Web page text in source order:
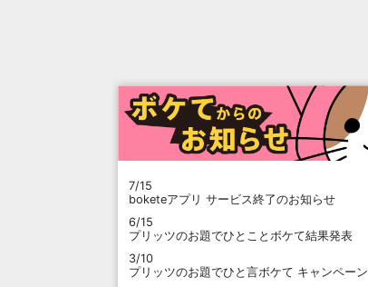
7/15
boketeアプリ サービス終了のお知らせ
6/15
プリッツのお題でひとことボケて結果発表
3/10
プリッツのお題でひと言ボケて キャンペーン